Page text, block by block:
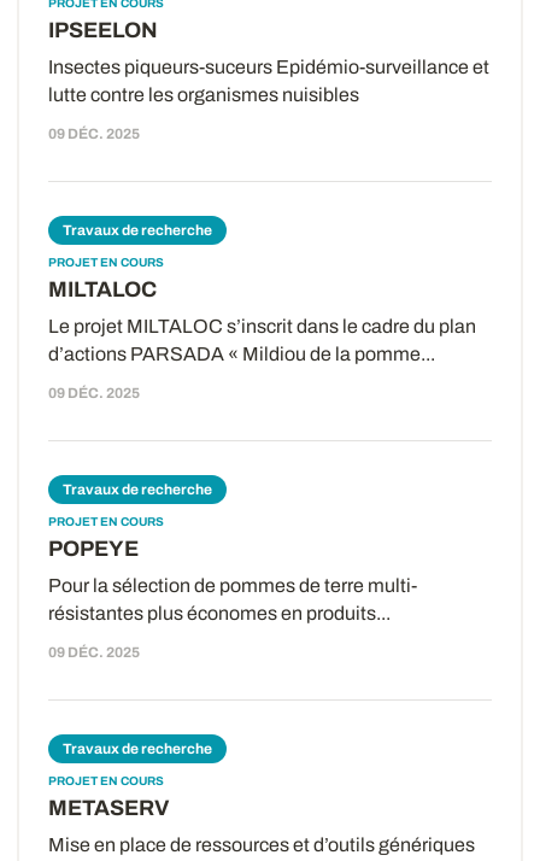
PROJET EN COURS
IPSEELON
Insectes piqueurs-suceurs Epidémio-surveillance et
lutte contre les organismes nuisibles
09 DÉC. 2025
Travaux de recherche
PROJET EN COURS
MILTALOC
Le projet MILTALOC s’inscrit dans le cadre du plan
d’actions PARSADA « Mildiou de la pomme...
09 DÉC. 2025
Travaux de recherche
PROJET EN COURS
POPEYE
Pour la sélection de pommes de terre multi-
résistantes plus économes en produits...
09 DÉC. 2025
Travaux de recherche
PROJET EN COURS
METASERV
Mise en place de ressources et d’outils génériques